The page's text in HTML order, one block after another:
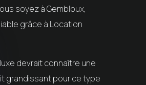
soyez à Gembloux,
grâce à Location
devrait connaître une
grandissant pour ce type